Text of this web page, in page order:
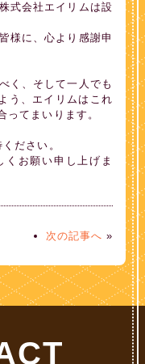
式会社エイリムは設
様に、心より感謝申
く、そして一人でも
う、エイリムはこれ
ってまいります。
ださい。
お願い申し上げま
次の記事へ »